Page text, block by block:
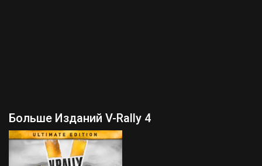
Больше Изданий V-Rally 4